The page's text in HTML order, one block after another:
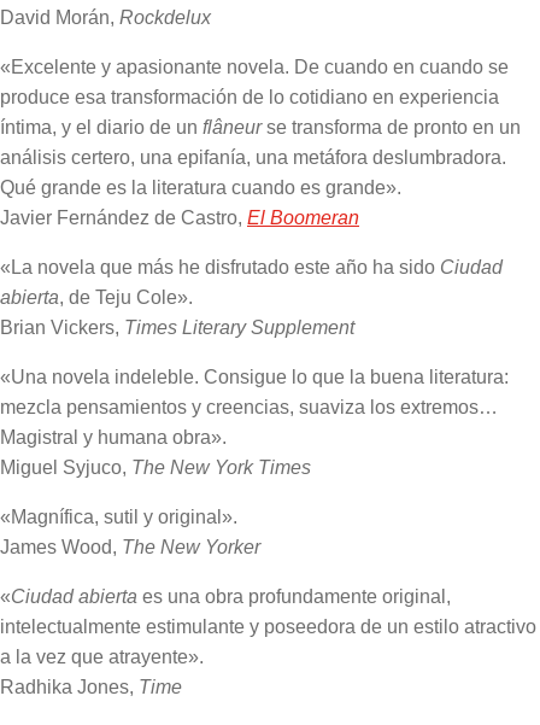
David Morán, Rockdelux
«Excelente y apasionante novela. De cuando en cuando se
produce esa transformación de lo cotidiano en experiencia
íntima, y el diario de un flâneurse transforma de pronto en un
análisis certero, una epifanía, una metáfora deslumbradora.
Qué grande es la literatura cuando es grande».
Javier Fernández de Castro, El Boomeran
«La novela que más he disfrutado este año ha sido Ciudad
abierta, de Teju Cole».
Brian Vickers, Times Literary Supplement
«Una novela indeleble. Consigue lo que la buena literatu­ra:
mezcla pensamientos y creencias, suaviza los extremos…
Magistral y humana obra».
Miguel Syjuco, The New York Times
«Magnífica, sutil y original».
James Wood, The New Yorker
«Ciudad abierta es una obra profundamente original,
intelectualmente estimulante y poseedora de un estilo atractivo
a la vez que atrayente».
Radhika Jones, Time